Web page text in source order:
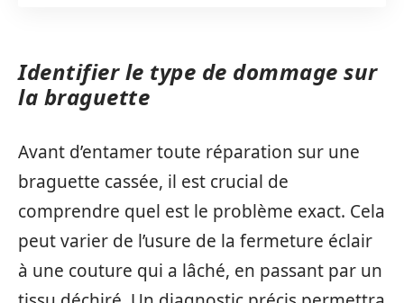
Identifier le type de dommage sur
la braguette
Avant d’entamer toute réparation sur une
braguette cassée, il est crucial de
comprendre quel est le problème exact. Cela
peut varier de l’usure de la fermeture éclair
à une couture qui a lâché, en passant par un